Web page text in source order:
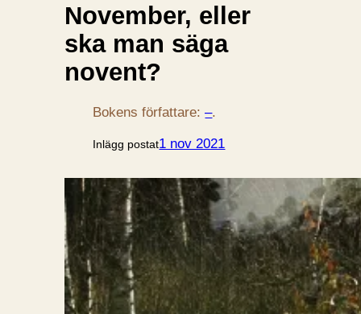
November, eller
ska man säga
novent?
Bokens författare:–.
Inlägg postat1 nov 2021